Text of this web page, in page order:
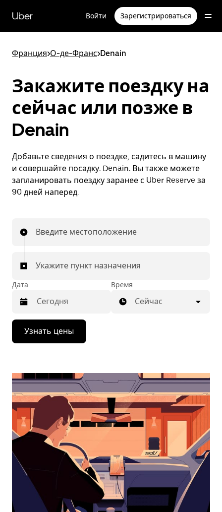
перейти
к
Uber Войти Зарегистрироваться
Франция>О-де-Франс>Denain
Закажите поездку на
сейчас или позже в
Denain
Добавьте сведения о поездке, садитесь в машину
и совершайте посадку. Denain. Вы также можете
запланировать поездку заранее с Uber Reserve за
90 дней наперед.
Введите местоположение
Укажите пункт назначения
Дата
Нажмите
стрелку
вниз,
календарю
выбрать
дату.
Чтобы
закрыть
календарь,
нажмите
Esc.
Время
Сейчас
Узнать цены